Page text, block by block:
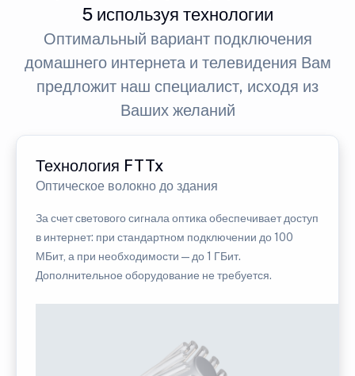
5 используя технологии
Оптимальный вариант подключения
домашнего интернета и телевидения Вам
предложит наш специалист, исходя из
Ваших желаний
Технология FTTx
Оптическое волокно до здания
За счет светового сигнала оптика обеспечивает доступ
в интернет: при стандартном подключении до 100
МБит, а при необходимости — до 1 ГБит.
Дополнительное оборудование не требуется.